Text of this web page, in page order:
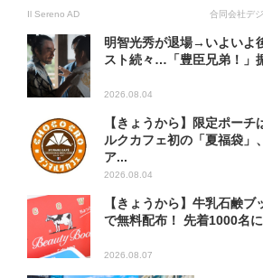
Il Sereno AD 合同会社デ
明智光秀が退場→いよいよ
スト続々…「豊臣兄弟！」
2026.08.04
【きょうから】限定ポー
ルクカフェ初の「夏福袋」
ア...
2026.08.04
【きょうから】牛乳石鹸ブ
で無料配布！ 先着1000名
2026.08.07